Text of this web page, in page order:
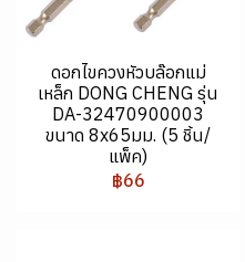
ดอกไขควงหัวบล๊อกแม่
เหล็ก DONG CHENG รุ่น
DA-32470900003
ขนาด 8x65มม. (5 ชิ้น/
แพ็ค)
฿66